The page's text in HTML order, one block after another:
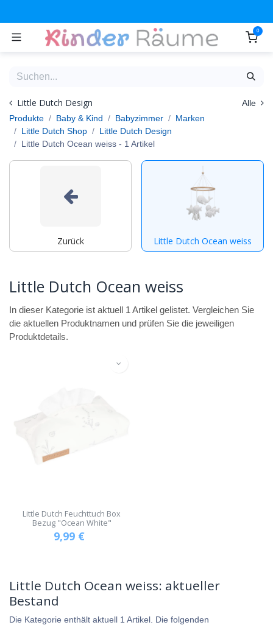
0
Little Dutch Design
Alle
Produkte
Baby & Kind Babyzimmer
Marken
Little Dutch Shop
Little Dutch Design
Little Dutch Ocean weiss - 1 Artikel
Zurück Little Dutch Ocean weiss
Little Dutch Ocean weiss
In dieser Kategorie ist aktuell 1 Artikel gelistet. Vergleichen Sie
die aktuellen Produktnamen und prüfen Sie die jeweiligen
Produktdetails.
Little Dutch Feuchttuch Box
Bezug "Ocean White"
9,99 €
Little Dutch Ocean weiss: aktueller
Bestand
Die Kategorie enthält aktuell 1 Artikel. Die folgenden